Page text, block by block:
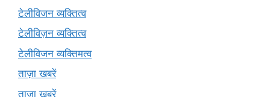
टेलीविजन व्यक्तित्व
टेलीविज़न व्यक्तित्व
टेलीविजन व्यक्तिमत्व
ताज़ा खबरें
ताज़ा ख़बरें